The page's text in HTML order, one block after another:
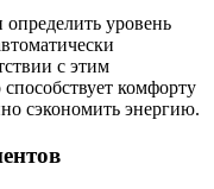
уровень
с этим
комфорту
сэкономить энергию.